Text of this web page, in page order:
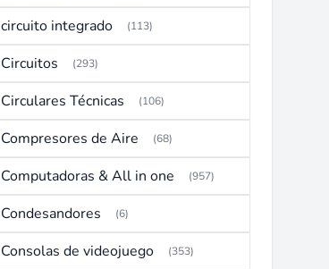
circuito integrado (113)
Circuitos (293)
Circulares Técnicas (106)
Compresores de Aire (68)
Computadoras & All in one (957)
Condesandores (6)
Consolas de videojuego (353)